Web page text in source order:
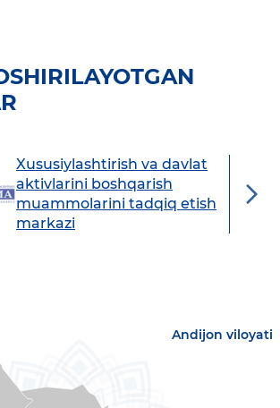
Xususiylashtirish va davlat
aktivlarini boshqarish
muammolarini tadqiq etish
markazi
Andijon viloyati